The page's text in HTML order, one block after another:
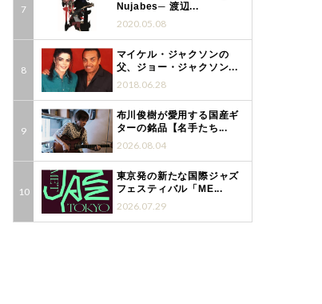
Nujabes─ 渡辺...
2020.05.08
マイケル・ジャクソンの
父、ジョー・ジャクソン...
2018.06.28
布川俊樹が愛用する国産ギ
ターの銘品【名手たち...
2026.08.04
東京発の新たな国際ジャズ
フェスティバル「ME...
2026.07.29